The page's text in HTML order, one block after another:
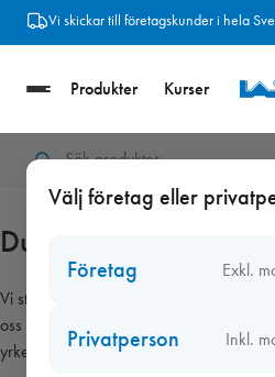
Hoppa
Frakt från 89 kr
Produkter Kurser
Välj företag eller
Företag Exkl.
Privatperson Inkl.
Du kan lita på oss!
Vi strävar efter bästa möjliga service
oss så gör vi vårt bästa för att rätta till
yrkesbutiker. Du kan maila ditt ärende